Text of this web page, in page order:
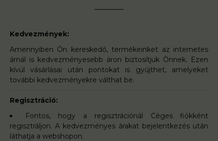
Kedvezmények:
Amennyiben Ön kereskedő, termékeinket az internetes
árnál is kedvezményesebb áron biztosítjuk Önnek. Ezen
kívül vásárlásai után pontokat is gyűjthet, amelyeket
további kedvezményekre válthat be.
Regisztráció:
Fontos, hogy a regisztrációnál Céges fiókként
regisztráljon. A kedvezményes árakat bejelentkezés után
láthatja a webshopon.